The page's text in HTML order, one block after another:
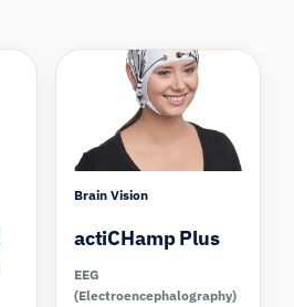
Brain Vision
actiCHamp Plus
EEG
(Electroencephalography)